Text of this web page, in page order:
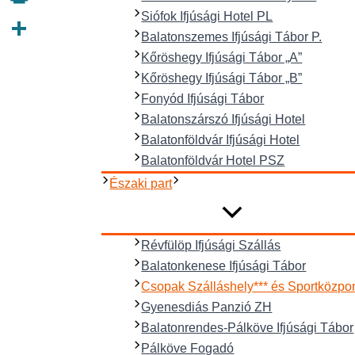
Siófok Ifjúsági Hotel PL
Balatonszemes Ifjúsági Tábor P.
Kőröshegy Ifjúsági Tábor „A”
Kőröshegy Ifjúsági Tábor „B”
Fonyód Ifjúsági Tábor
Balatonszárszó Ifjúsági Hotel
Balatonföldvár Ifjúsági Hotel
Balatonföldvár Hotel PSZ
Északi part
Révfülöp Ifjúsági Szállás
Balatonkenese Ifjúsági Tábor
Csopak Szálláshely*** és
Gyenesdiás Panzió ZH
Balatonrendes-Pálköve Ifjúsági Tábor
Pálköve Fogadó
Print